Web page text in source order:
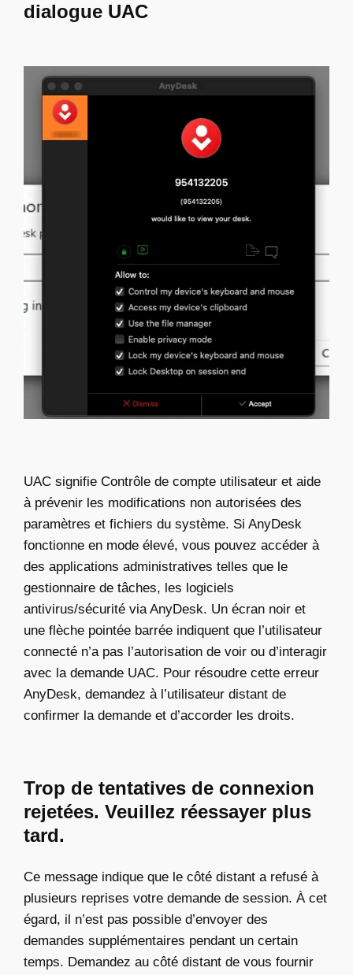
dialogue UAC
UAC signifie Contrôle de compte utilisateur et aide
à prévenir les modifications non autorisées des
paramètres et fichiers du système. Si AnyDesk
fonctionne en mode élevé, vous pouvez accéder à
des applications administratives telles que le
gestionnaire de tâches, les logiciels
antivirus/sécurité via AnyDesk. Un écran noir et
une flèche pointée barrée indiquent que l’utilisateur
connecté n’a pas l’autorisation de voir ou d’interagir
avec la demande UAC. Pour résoudre cette erreur
AnyDesk, demandez à l’utilisateur distant de
confirmer la demande et d’accorder les droits.
Trop de tentatives de connexion
rejetées. Veuillez réessayer plus
tard.
Ce message indique que le côté distant a refusé à
plusieurs reprises votre demande de session. À cet
égard, il n’est pas possible d’envoyer des
demandes supplémentaires pendant un certain
temps. Demandez au côté distant de vous fournir